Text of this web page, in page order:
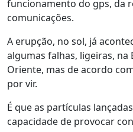
funcionamento do gps, da
comunicações.
A erupção, no sol, já
algumas falhas, ligeiras, na
Oriente, mas de acordo
por vir.
É que as partículas
capacidade de provocar